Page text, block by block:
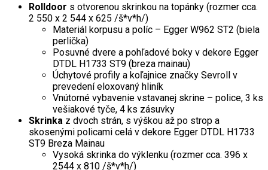
Rolldoor s otvorenou skrinkou na topánky (rozmer cca.
2 550 x 2 544 x 625 /š*v*h/)
Materiál korpusu a políc – Egger W962 ST2 (biela
perlička)
Posuvné dvere a pohľadové boky v dekore Egger
DTDL H1733 ST9 (breza mainau)
Úchytové profily a koľajnice značky Sevroll v
prevedení eloxovaný hliník
Vnútorné vybavenie vstavanej skrine – police, 3 ks
vešiakové tyče, 4 ks zásuvky
Skrinka z dvoch strán, s výškou až po strop a
skosenými policami celá v dekore Egger DTDL H1733
ST9 Breza Mainau
Vysoká skrinka do výklenku (rozmer cca. 396 x
2544 x 810 /š*v*h/)